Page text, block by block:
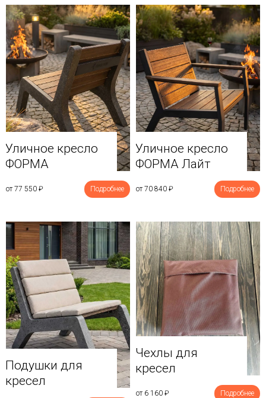
Уличное кресло
ФОРМА
от 77 550 ₽ Подробнее
Уличное кресло
ФОРМА Лайт
от 70 840 ₽ Подробнее
Подушки для
кресел
Чехлы для
кресел
от 6 160 ₽ Подробнее